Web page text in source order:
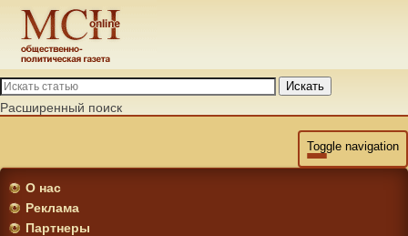
Искать
Расширенный поиск
Toggle navigation
О нас
Реклама
Партнеры